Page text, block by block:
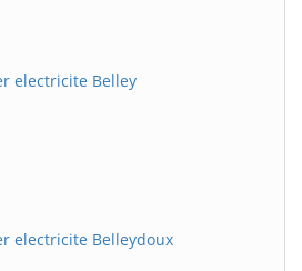
electricite Belley
electricite Belleydoux